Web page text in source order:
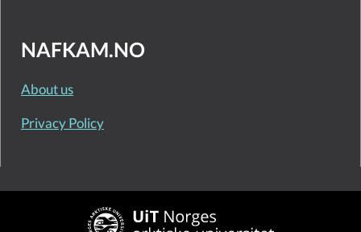
NAFKAM.NO
About us
Privacy Policy